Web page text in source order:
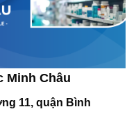
Minh Châu
11, quận Bình